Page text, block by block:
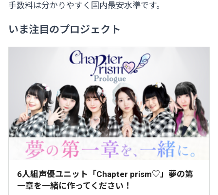
手数料は分かりやすく国内最安水準です。
いま注目のプロジェクト
6人組声優ユニット「Chapter prism♡」夢の第
一章を一緒に作ってください！